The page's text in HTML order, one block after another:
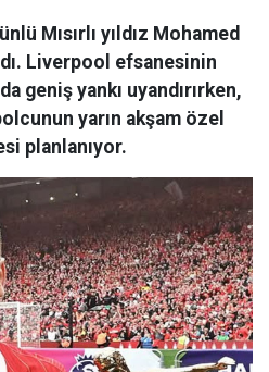
Mısırlı yıldız Mohamed
Liverpool efsanesinin
geniş yankı uyandırırken,
yarın akşam özel
planlanıyor.